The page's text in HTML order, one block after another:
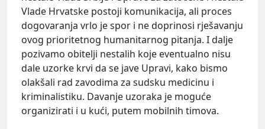
Vlade Hrvatske postoji komunikacija, ali proces
dogovaranja vrlo je spor i ne doprinosi rješavanju
ovog prioritetnog humanitarnog pitanja. I dalje
pozivamo obitelji nestalih koje eventualno nisu
dale uzorke krvi da se jave Upravi, kako bismo
olakšali rad zavodima za sudsku medicinu i
kriminalistiku. Davanje uzoraka je moguće
organizirati i u kući, putem mobilnih timova.